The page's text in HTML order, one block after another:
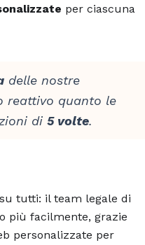
per ciascuna
delle nostre
reattivo quanto le
di 5 volte.
tutti: il team legale di
più facilmente, grazie
personalizzate per